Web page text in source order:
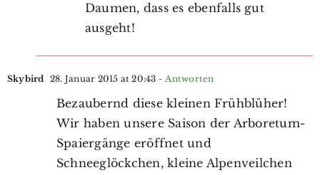
Daumen, dass es ebenfalls gut
ausgeht!
Skybird 28. Januar 2015 at 20:43 - Antworten
Bezaubernd diese kleinen Frühblüher!
Wir haben unsere Saison der Arboretum-
Spaiergänge eröffnet und
Schneeglöckchen, kleine Alpenveilchen